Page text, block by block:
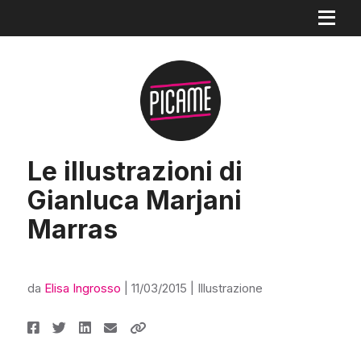
Le illustrazioni di
Gianluca Marjani
Marras
da Elisa Ingrosso 11/03/2015 Illustrazione